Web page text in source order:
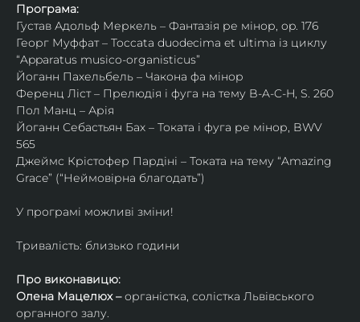
Програма:
Густав Адольф Меркель – Фантазія ре мінор, op. 176
Георг Муффат – Toccata duodecima et ultima із циклу
“Apparatus musico-organisticus”
Йоганн Пахельбель – Чакона фа мінор
Ференц Ліст – Прелюдія і фуга на тему B-A-C-H, S. 260
Пол Манц – Арія
Йоганн Себастьян Бах – Токата і фуга ре мінор, BWV
565
Джеймс Крістофер Пардіні – Токата на тему “Amazing
Grace” (“Неймовірна благодать”)
У програмі можливі зміни!
Тривалість: близько години
Про виконавицю:
Олена Мацелюх – органістка, солістка Львівського
органного залу.